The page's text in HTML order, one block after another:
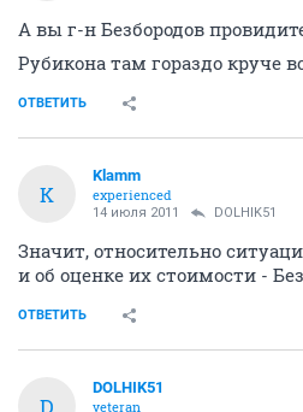
А вы г-н Безбородов
Рубикона там гораздо круче
ОТВЕТИТЬ
K
Klamm
experienced
14 июля 2011 DOLHIK51
Значит, относительно
и об оценке их стоимости -
ОТВЕТИТЬ
D
DOLHIK51
veteran